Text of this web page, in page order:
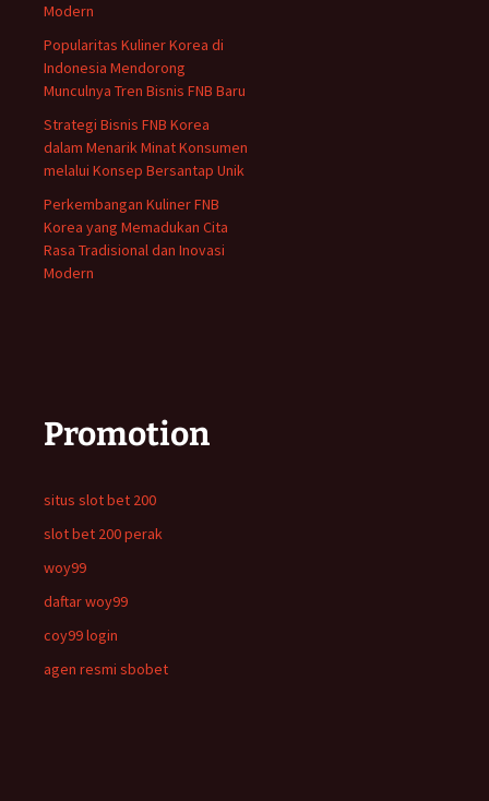
Modern
Popularitas Kuliner Korea di
Indonesia Mendorong
Munculnya Tren Bisnis FNB Baru
Strategi Bisnis FNB Korea
dalam Menarik Minat Konsumen
melalui Konsep Bersantap Unik
Perkembangan Kuliner FNB
Korea yang Memadukan Cita
Rasa Tradisional dan Inovasi
Modern
Promotion
situs slot bet 200
slot bet 200 perak
woy99
daftar woy99
coy99 login
agen resmi sbobet